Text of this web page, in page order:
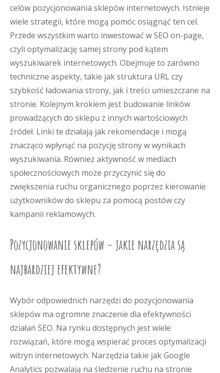
celów pozycjonowania sklepów internetowych. Istnieje
wiele strategii, które mogą pomóc osiągnąć ten cel.
Przede wszystkim warto inwestować w SEO on-page,
czyli optymalizację samej strony pod kątem
wyszukiwarek internetowych. Obejmuje to zarówno
techniczne aspekty, takie jak struktura URL czy
szybkość ładowania strony, jak i treści umieszczane na
stronie. Kolejnym krokiem jest budowanie linków
prowadzących do sklepu z innych wartościowych
źródeł. Linki te działają jak rekomendacje i mogą
znacząco wpłynąć na pozycję strony w wynikach
wyszukiwania. Również aktywność w mediach
społecznościowych może przyczynić się do
zwiększenia ruchu organicznego poprzez kierowanie
użytkowników do sklepu za pomocą postów czy
kampanii reklamowych.
Pozycjonowanie sklepów – jakie narzędzia są
najbardziej efektywne?
Wybór odpowiednich narzędzi do pozycjonowania
sklepów ma ogromne znaczenie dla efektywności
działań SEO. Na rynku dostępnych jest wiele
rozwiązań, które mogą wspierać proces optymalizacji
witryn internetowych. Narzędzia takie jak Google
Analytics pozwalają na śledzenie ruchu na stronie